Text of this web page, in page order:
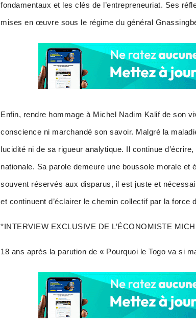
fondamentaux et les clés de l’entrepreneuriat. Ses
mises en œuvre sous le régime du général
Enfin, rendre hommage à Michel Nadim Kalif de son
conscience ni marchandé son savoir. Malgré la
lucidité ni de sa rigueur analytique. Il continue
nationale. Sa parole demeure une boussole morale et
souvent réservés aux disparus, il est juste et
et continuent d’éclairer le chemin collectif par la force
*INTERVIEW EXCLUSIVE DE L’ÉCONOMISTE
18 ans après la parution de « Pourquoi le Togo va si